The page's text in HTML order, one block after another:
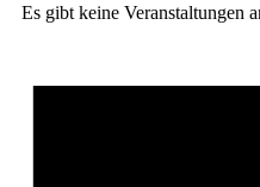
Es gibt keine Veranstaltungen